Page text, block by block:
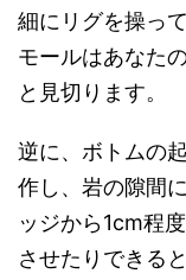
細にリグを操っ
モールはあなた
と見切ります。
逆に、ボトムの
作し、岩の隙間
ッジから1cm程
させたりできる